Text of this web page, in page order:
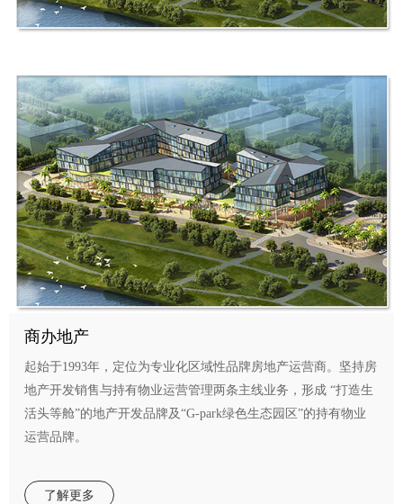
商办地产
起始于1993年，定位为专业化区域性品牌房地产运营商。坚持房
地产开发销售与持有物业运营管理两条主线业务，形成 “打造生
活头等舱”的地产开发品牌及“G-park绿色生态园区”的持有物业
运营品牌。
了解更多